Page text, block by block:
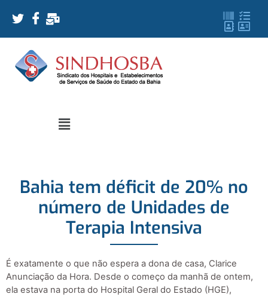
Bahia tem déficit de 20% no
número de Unidades de
Terapia Intensiva
É exatamente o que não espera a dona de casa, Clarice
Anunciação da Hora. Desde o começo da manhã de ontem,
ela estava na porta do Hospital Geral do Estado (HGE),